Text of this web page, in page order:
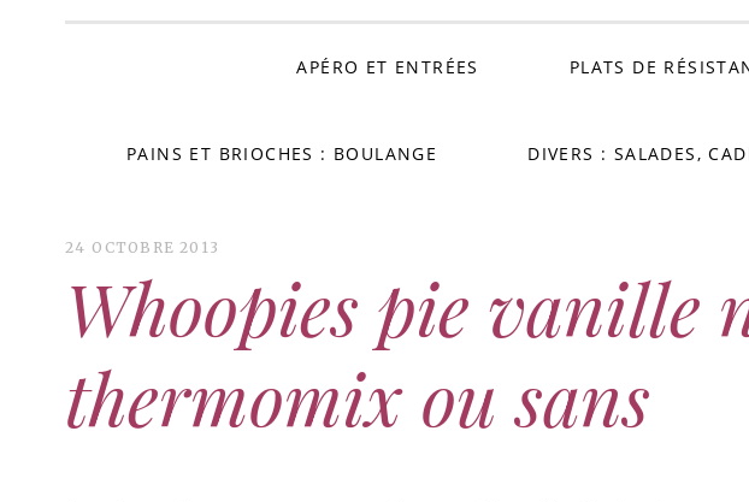
APÉRO ET ENTRÉES PLATS DE
PAINS ET BRIOCHES : BOULANGE DIVERS : SALADES,
24 OCTOBRE 2013
Whoopies pie vanille
thermomix ou sans